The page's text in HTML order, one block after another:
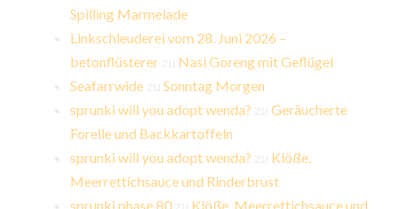
Spilling Marmelade
Linkschleuderei vom 28. Juni 2026 –
betonflüsterer
Nasi Goreng mit Geflügel
Seafarrwide zuSonntag Morgen
sprunki will you adopt wenda? zuGeräucherte
Forelle und Backkartoffeln
sprunki will you adopt wenda?
Klöße,
Meerrettichsauce und Rinderbrust
sprunki phase 80
Klöße, Meerrettichsauce und